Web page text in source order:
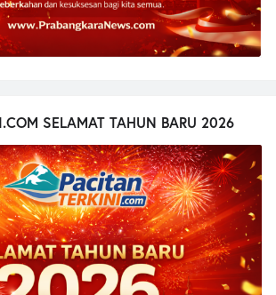
SELAMAT TAHUN BARU 2026